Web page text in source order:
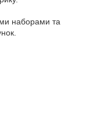
наборами та